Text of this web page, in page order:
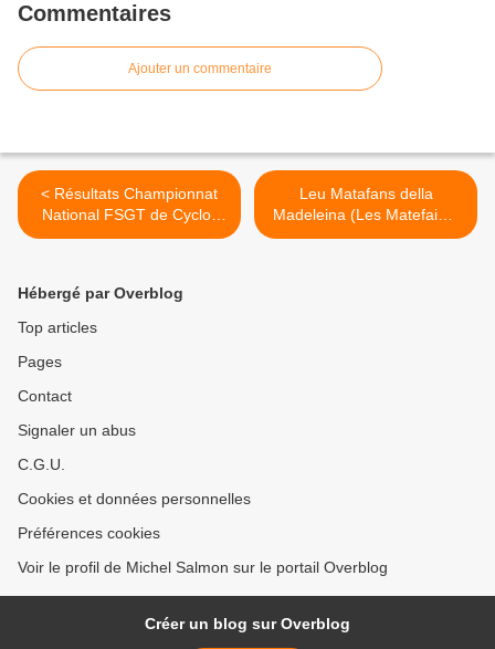
Commentaires
Ajouter un commentaire
< Résultats Championnat
National FSGT de Cyclo-
cross 2025
Leu Matafans della
Madeleina (Les Matefaims
de la Madeleine) >
Hébergé par Overblog
Top articles
Pages
Contact
Signaler un abus
C.G.U.
Cookies et données personnelles
Préférences cookies
Voir le profil de Michel Salmon sur le portail Overblog
Créer un blog sur Overblog